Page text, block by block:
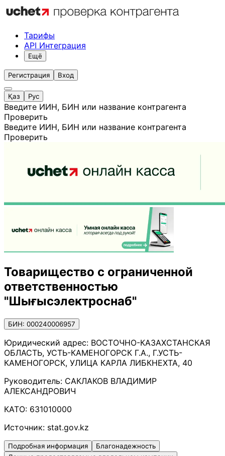
Тарифы
API Интеграция
Ещё
Регистрация Вход
Қаз Рус
Введите ИИН, БИН или название контрагента
Проверить
Введите ИИН, БИН или название контрагента
Проверить
Товарищество с ограниченной
ответственностью
"Шығысэлектроснаб"
БИН: 000240006957
Юридический адрес: ВОСТОЧНО-КАЗАХСТАНСКАЯ
ОБЛАСТЬ, УСТЬ-КАМЕНОГОРСК Г.А., Г.УСТЬ-
КАМЕНОГОРСК, УЛИЦА КАРЛА ЛИБКНЕХТА, 40
Руководитель: САКЛАКОВ ВЛАДИМИР
АЛЕКСАНДРОВИЧ
КАТО: 631010000
Источник: stat.gov.kz
Подробная информация
Благонадежность